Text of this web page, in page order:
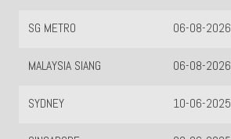
SG METRO 06-08-2026
MALAYSIA SIANG 06-08-2026
SYDNEY 10-06-2025